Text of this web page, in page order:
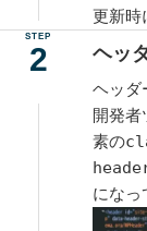
更新時
ヘッ
ヘッダ
開発者
素の
になっ